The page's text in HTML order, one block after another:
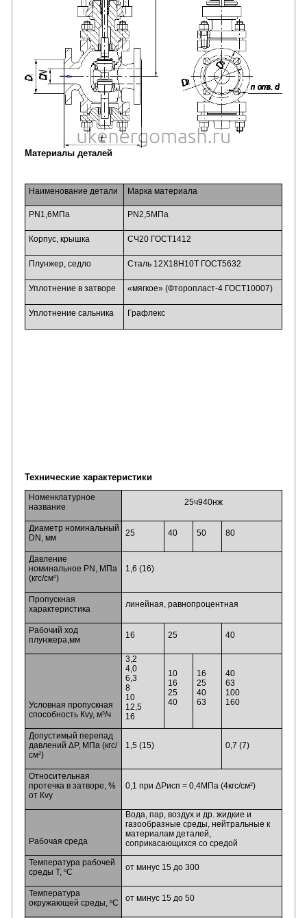
Материалы деталей
Наименование детали Марка материала
PN1,6МПа PN2,5МПа
Корпус, крышка СЧ20 ГОСТ1412
Плунжер, седло Сталь 12Х18Н10Т ГОСТ5632
Уплотнение в затворе «мягкое» (Фторопласт-4 ГОСТ10007)
Уплотнение сальника Графлекс
Технические характеристики
Номенклатурное
название
25ч940нж
Диаметр номинальный
DN, мм
25 40 50 80
Давление
номинальное PN, МПа
(кгс/см2)
1,6 (16)
Пропускная
характеристика
линейная, равнопроцентная
Рабочий ход
плунжера,мм
16 25 40
Условная пропускная
способность Кvy, м3/ч
3,2
4,0
6,3
8
10
12,5
16
10
16
25
40
16
25
40
63
40
63
100
160
Допустимый перепад
давлений ΔР, МПа (кгс/
см2)
1,5 (15) 0,7 (7)
Относительная
протечка в затворе, %
от Кvy
0,1 при ΔРисп = 0,4МПа (4кгс/см2)
Рабочая среда
Вода, пар, воздух и др. жидкие и
газообразные среды, нейтральные к
материалам деталей,
соприкасающихся со средой
Температура рабочей
среды Т, oС от минус 15 до 300
Температура
окружающей среды, oС от минус 15 до 50